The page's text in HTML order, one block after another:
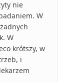
nie
W
W
krótszy, w
i